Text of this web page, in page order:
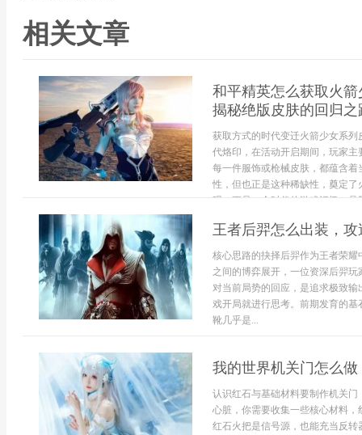
相关文章
和平精英怎么获取火
揭秘绝版皮肤的回归
获取方式的时代变迁火箭少女系
代烙印，在活动开启期间，玩家
每一件服饰或枪械皮肤，都蕴含
性，但也正是这种稀缺性，奠定
观，更是一个时代的游戏记忆，是
王者后羿怎么出装，
核心思路的抉择后羿作为王者荣
之间的博弈展开，一位资深后羿
对当前局势的回应，是追求极致
戏开局就进行思考。前期发育的
靴几乎是...
我的世界机关门怎么
认识红石与基础材料要制作机关
心脏，你需要收集一些核心材料
红石火把是信号源，也能充当反